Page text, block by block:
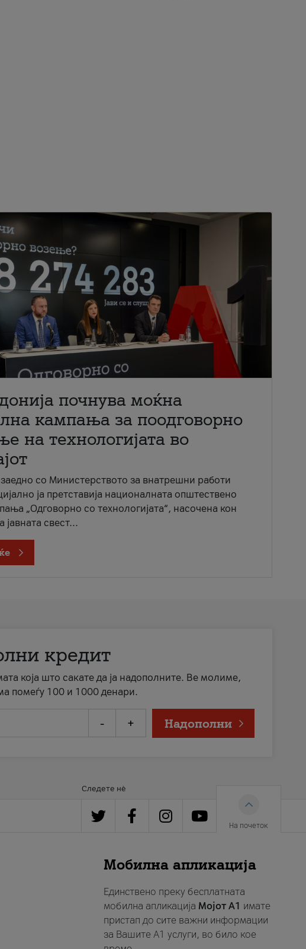
почнува моќна
кампања за поодговорно
на технологијата во
со Министерството за внатрешни работи
ја претставија националната општествено
„Одговорно со технологијата“, насочена кон
јавната свест...
кредит
која што сакате да ја надополните. Ве молиме,
помеѓу 100 и 1000 денари.
- + Надополни
Следете нè
На почеток
Мобилна апликација
Единствено преку бесплатната
мобилна апликација Мојот A1 имате
пристап до сите важни информации
за Вашите A1 услуги, во било кое